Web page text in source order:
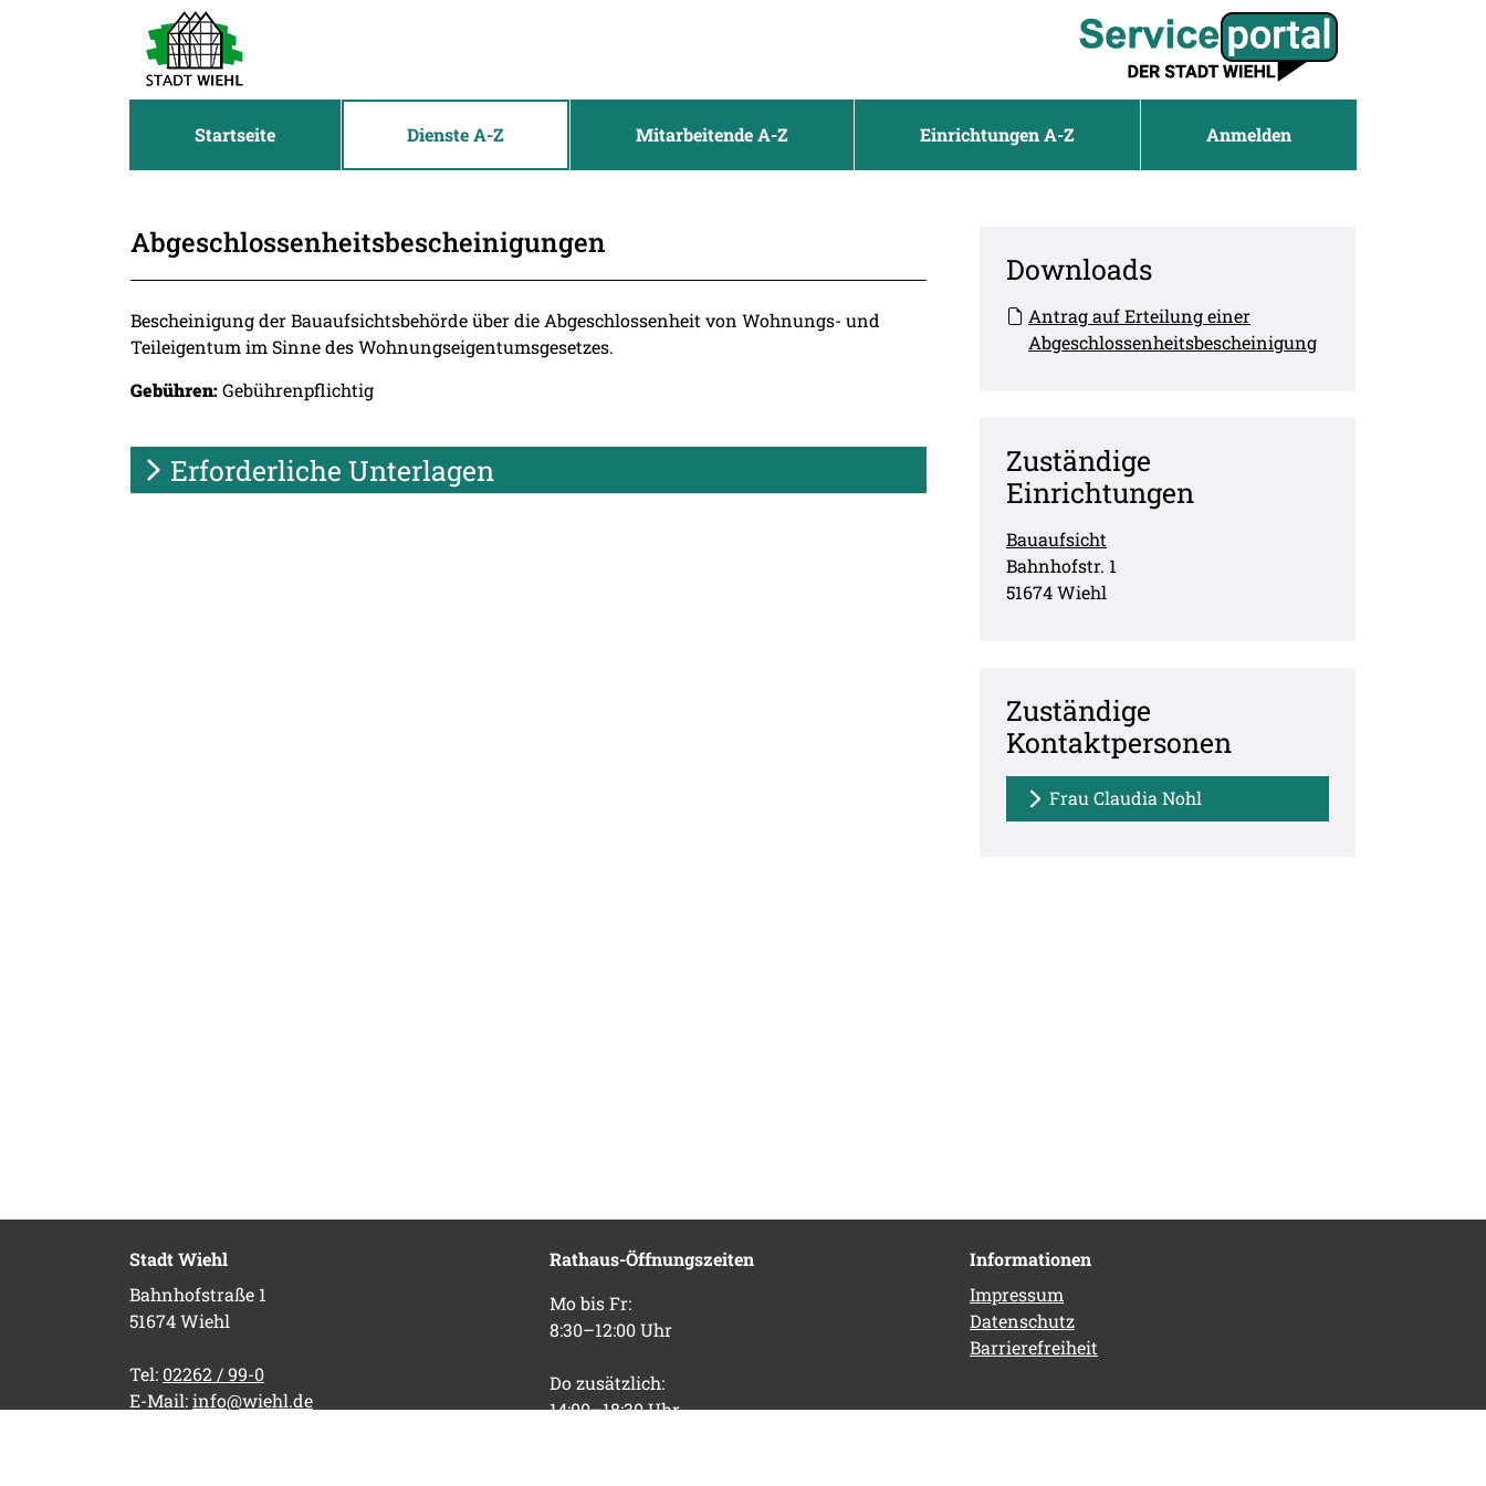
Zum Hauptinhalt springen
Startseite Dienste A-Z Mitarbeitende A-Z Einrichtungen A-Z Anmelden
Abgeschlossenheitsbescheinigungen
Beschreibung
Bescheinigung der Bauaufsichtsbehörde über die Abgeschlossenheit von Wohnungs- und
Teileigentum im Sinne des Wohnungseigentumsgesetzes.
Gebühren:Gebührenpflichtig
Erforderliche Unterlagen
Downloads
Antrag auf Erteilung einer
Abgeschlossenheitsbescheinigung
Zuständige
Einrichtungen
Bauaufsicht
Straße:
Bahnhofstr. Hausnummer:
1
PLZ:
51674Ort:
Wiehl
Zuständige
Kontaktpersonen
Frau Claudia Nohl
Stadt Wiehl
Bahnhofstraße 1
51674 Wiehl
Tel: 02262 / 99-0
E-Mail:info@wiehl.de
Rathaus-Öffnungszeiten
Mo bis Fr:
8:30–12:00 Uhr
Do zusätzlich:
14:00–18:30 Uhr
Informationen
Impressum
Datenschutz
Barrierefreiheit